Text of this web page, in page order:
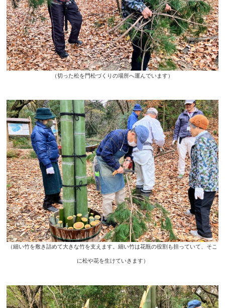
（切った松を門松づくりの場所へ運んでいます）
（細い竹を敷き詰めて大きな竹を支えます。細い竹は花瓶の役割も担っていて、そこ
に松や花を生けていきます）